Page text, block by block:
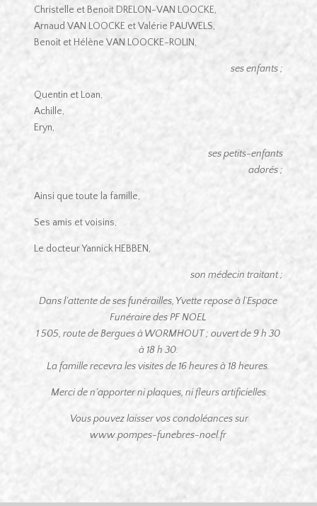
Christelle et Benoit DRELON-VAN LOOCKE,
Arnaud VAN LOOCKE et Valérie PAUWELS,
Benoît et Hélène VAN LOOCKE-ROLIN,
ses enfants ;
Quentin et Loan,
Achille,
Eryn,
ses petits-enfants
adorés ;
Ainsi que toute la famille,
Ses amis et voisins,
Le docteur Yannick HEBBEN,
son médecin traitant ;
Dans l’attente de ses funérailles, Yvette repose à l’Espace
Funéraire des PF NOEL
1 505, route de Bergues à WORMHOUT ; ouvert de 9 h 30
à 18 h 30.
La famille recevra les visites de 16 heures à 18 heures.
Merci de n’apporter ni plaques, ni fleurs artificielles.
Vous pouvez laisser vos condoléances sur
www.pompes-funebres-noel.fr